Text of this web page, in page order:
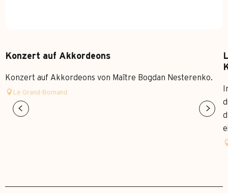
Konzert auf Akkordeons
Konzert auf Akkordeons von Maître Bogdan Nesterenko.
Le Grand-Bornand